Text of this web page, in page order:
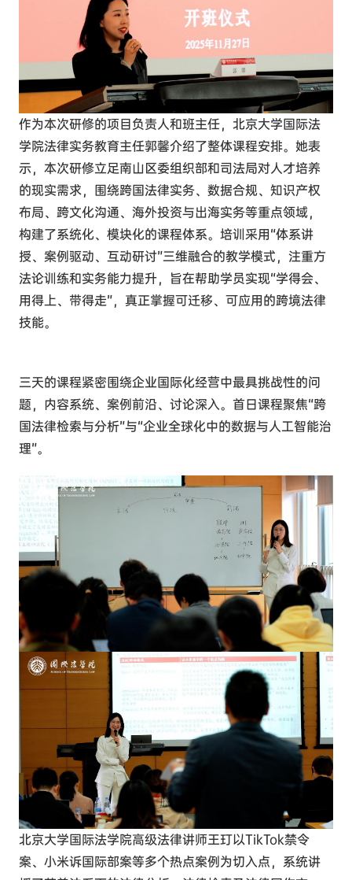
作为本次研修的项目负责人和班主任，北京大学国际法
学院法律实务教育主任郭馨介绍了整体课程安排。她表
示，本次研修立足南山区委组织部和司法局对人才培养
的现实需求，围绕跨国法律实务、数据合规、知识产权
布局、跨文化沟通、海外投资与出海实务等重点领域，
构建了系统化、模块化的课程体系。培训采用“体系讲
授、案例驱动、互动研讨”三维融合的教学模式，注重方
法论训练和实务能力提升，旨在帮助学员实现“学得会、
用得上、带得走”，真正掌握可迁移、可应用的跨境法律
技能。
三天的课程紧密围绕企业国际化经营中最具挑战性的问
题，内容系统、案例前沿、讨论深入。首日课程聚焦“跨
国法律检索与分析”与“企业全球化中的数据与人工智能治
理”。
北京大学国际法学院高级法律讲师王玎以TikTok禁令
案、小米诉国际部案等多个热点案例为切入点，系统讲